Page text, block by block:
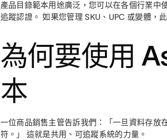
產品目錄範本用途廣泛，您可以在各個行業中
追蹤認證。 如果您管理 SKU、UPC 或變體，
為何要使用
本
一位商品銷售主管告訴我們：「一旦資料存放
符。」 這就是共用、可追蹤系統的力量。